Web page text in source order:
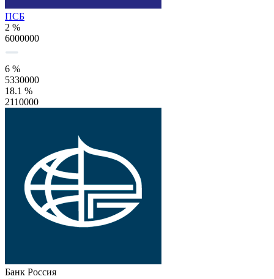
ПСБ
2 %
6000000
6 %
5330000
18.1 %
2110000
Банк Россия